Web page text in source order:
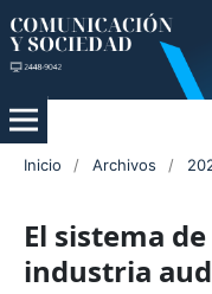
Inicio / Archivos /
El sistema
industria